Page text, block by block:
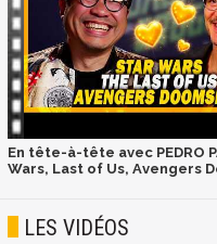
En tête-à-tête avec PEDRO
Wars, Last of Us, Avengers
LES VIDÉOS